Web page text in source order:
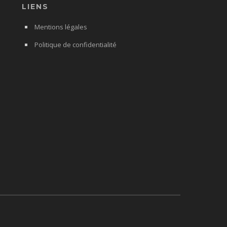
LIENS
Mentions légales
Politique de confidentialité